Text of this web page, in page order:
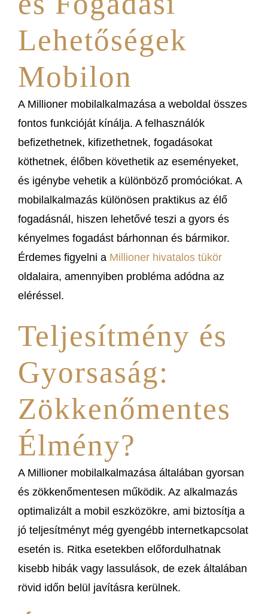
Lehetőségek
Mobilon
A Millioner mobilalkalmazása a weboldal összes
fontos funkcióját kínálja. A felhasználók
befizethetnek, kifizethetnek, fogadásokat
köthetnek, élőben követhetik az eseményeket,
és igénybe vehetik a különböző promóciókat. A
mobilalkalmazás különösen praktikus az élő
fogadásnál, hiszen lehetővé teszi a gyors és
kényelmes fogadást bárhonnan és bármikor.
Érdemes figyelni a Millioner hivatalos tükör
oldalaira, amennyiben probléma adódna az
eléréssel.
Teljesítmény és
Gyorsaság:
Zökkenőmentes
Élmény?
A Millioner mobilalkalmazása általában gyorsan
és zökkenőmentesen működik. Az alkalmazás
optimalizált a mobil eszközökre, ami biztosítja a
jó teljesítményt még gyengébb internetkapcsolat
esetén is. Ritka esetekben előfordulhatnak
kisebb hibák vagy lassulások, de ezek általában
rövid időn belül javításra kerülnek.